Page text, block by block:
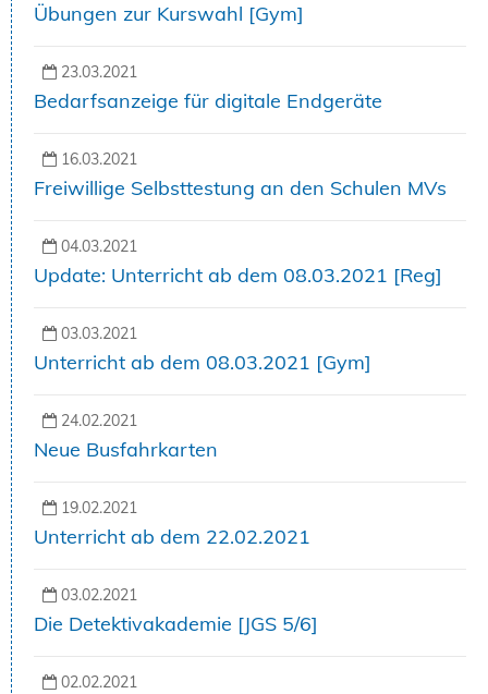
Übungen zur Kurswahl [Gym]
23.03.2021
Bedarfsanzeige für digitale Endgeräte
16.03.2021
Freiwillige Selbsttestung an den Schulen MVs
04.03.2021
Update: Unterricht ab dem 08.03.2021 [Reg]
03.03.2021
Unterricht ab dem 08.03.2021 [Gym]
24.02.2021
Neue Busfahrkarten
19.02.2021
Unterricht ab dem 22.02.2021
03.02.2021
Die Detektivakademie [JGS 5/6]
02.02.2021